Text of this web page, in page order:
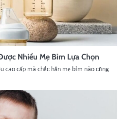
Nhiều Mẹ Bỉm Lựa Chọn
cao cấp mà chắc hẳn mẹ bỉm nào cũng